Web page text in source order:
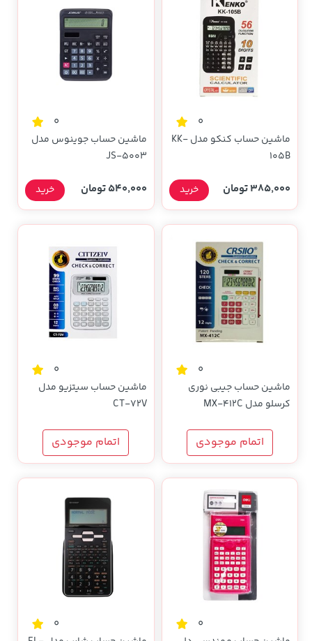
0
ماشین حساب کنکو مدل KK-
105B
385,000 تومان خرید
0
ماشین حساب جوینوس مدل
JS-5003
540,000 تومان خرید
0
ماشین حساب جیبی نوری
کرسلو مدل MX-412C
اتمام موجودی
0
ماشین حساب سیتزیو مدل
CT-72V
اتمام موجودی
0
0